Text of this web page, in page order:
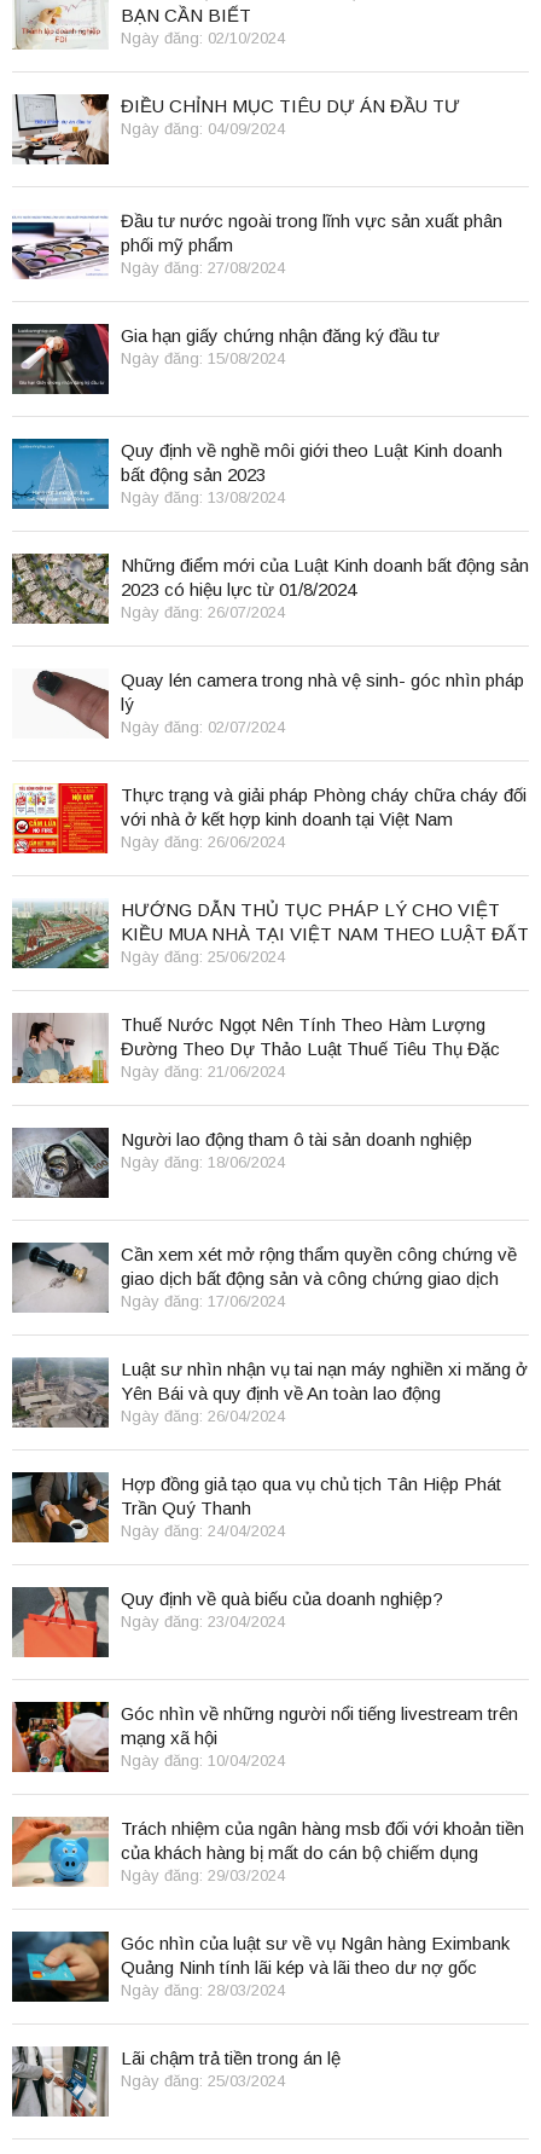
BẠN CẦN BIẾT
Ngày đăng: 02/10/2024
ĐIỀU CHỈNH MỤC TIÊU DỰ ÁN ĐẦU TƯ
Ngày đăng: 04/09/2024
Đầu tư nước ngoài trong lĩnh vực sản xuất phân
phối mỹ phẩm
Ngày đăng: 27/08/2024
Gia hạn giấy chứng nhận đăng ký đầu tư
Ngày đăng: 15/08/2024
Quy định về nghề môi giới theo Luật Kinh doanh
bất động sản 2023
Ngày đăng: 13/08/2024
Những điểm mới của Luật Kinh doanh bất động sản
2023 có hiệu lực từ 01/8/2024
Ngày đăng: 26/07/2024
Quay lén camera trong nhà vệ sinh- góc nhìn pháp
lý
Ngày đăng: 02/07/2024
Thực trạng và giải pháp Phòng cháy chữa cháy đối
với nhà ở kết hợp kinh doanh tại Việt Nam
Ngày đăng: 26/06/2024
HƯỚNG DẪN THỦ TỤC PHÁP LÝ CHO VIỆT
KIỀU MUA NHÀ TẠI VIỆT NAM THEO LUẬT ĐẤT
ĐAI 2024
Ngày đăng: 25/06/2024
Thuế Nước Ngọt Nên Tính Theo Hàm Lượng
Đường Theo Dự Thảo Luật Thuế Tiêu Thụ Đặc
Biệt
Ngày đăng: 21/06/2024
Người lao động tham ô tài sản doanh nghiệp
Ngày đăng: 18/06/2024
Cần xem xét mở rộng thẩm quyền công chứng về
giao dịch bất động sản và công chứng giao dịch
điện tử.
Ngày đăng: 17/06/2024
Luật sư nhìn nhận vụ tai nạn máy nghiền xi măng ở
Yên Bái và quy định về An toàn lao động
Ngày đăng: 26/04/2024
Hợp đồng giả tạo qua vụ chủ tịch Tân Hiệp Phát
Trần Quý Thanh
Ngày đăng: 24/04/2024
Quy định về quà biếu của doanh nghiệp?
Ngày đăng: 23/04/2024
Góc nhìn về những người nổi tiếng livestream trên
mạng xã hội
Ngày đăng: 10/04/2024
Trách nhiệm của ngân hàng msb đối với khoản tiền
của khách hàng bị mất do cán bộ chiếm dụng
Ngày đăng: 29/03/2024
Góc nhìn của luật sư về vụ Ngân hàng Eximbank
Quảng Ninh tính lãi kép và lãi theo dư nợ gốc
Ngày đăng: 28/03/2024
Lãi chậm trả tiền trong án lệ
Ngày đăng: 25/03/2024